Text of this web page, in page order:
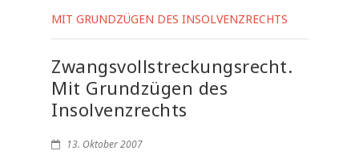
MIT GRUNDZÜGEN DES INSOLVENZRECHTS
Zwangsvollstreckungsrecht.
Mit Grundzügen des
Insolvenzrechts
13. Oktober 2007